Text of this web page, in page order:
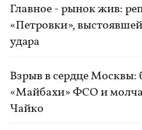
Главное - рынок жив:
«Петровки»,
удара
Взрыв в сердце Москвы:
«Майбахи» ФСО и
Чайко